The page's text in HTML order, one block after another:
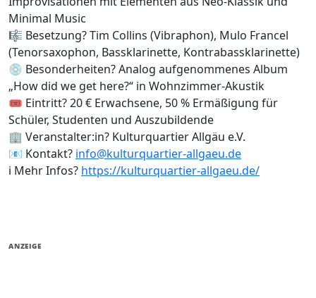
Minimal Music
🎼 Besetzung? Tim Collins (Vibraphon), Mulo Francel
(Tenorsaxophon, Bassklarinette, Kontrabassklarinette)
💿 Besonderheiten? Analog aufgenommenes Album
„How did we get here?“ in Wohnzimmer-Akustik
🎟️ Eintritt? 20 € Erwachsene, 50 % Ermäßigung für
Schüler, Studenten und Auszubildende
🏢 Veranstalter:in? Kulturquartier Allgäu e.V.
📧 Kontakt? info@kulturquartier-allgaeu.de
ℹ️ Mehr Infos? https://kulturquartier-allgaeu.de/
ANZEIGE